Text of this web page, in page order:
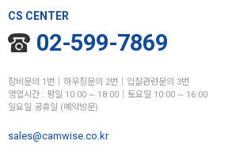
CS CENTER
02-599-7869
장비문의 1번│하우징문의 2번│입찰관련문의 3번
영업시간 : 평일 10:00 ~ 18:00│토요일 10:00 ~ 16:00
일요일 공휴일 (예약방문)
sales@camwise.co.kr